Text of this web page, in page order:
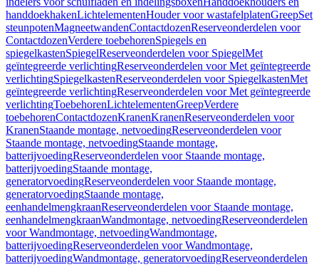
handdoekhakenLichtelementenHouder voor wastafelplatenGreepSet
steunpotenMagneetwandenContactdozenReserveonderdelen voor
ContactdozenVerdere toebehorenSpiegels en
spiegelkastenSpiegelReserveonderdelen voor SpiegelMet
geïntegreerde verlichtingReserveonderdelen voor Met geïntegreerde
verlichtingSpiegelkastenReserveonderdelen voor SpiegelkastenMet
geïntegreerde verlichtingReserveonderdelen voor Met geïntegreerde
verlichtingToebehorenLichtelementenGreepVerdere
toebehorenContactdozenKranenKranenReserveonderdelen voor
KranenStaande montage, netvoedingReserveonderdelen voor
Staande montage, netvoedingStaande montage,
batterijvoedingReserveonderdelen voor Staande montage,
batterijvoedingStaande montage,
generatorvoedingReserveonderdelen voor Staande montage,
generatorvoedingStaande montage,
eenhandelmengkraanReserveonderdelen voor Staande montage,
eenhandelmengkraanWandmontage, netvoedingReserveonderdelen
voor Wandmontage, netvoedingWandmontage,
batterijvoedingReserveonderdelen voor Wandmontage,
batterijvoedingWandmontage, generatorvoedingReserveonderdelen